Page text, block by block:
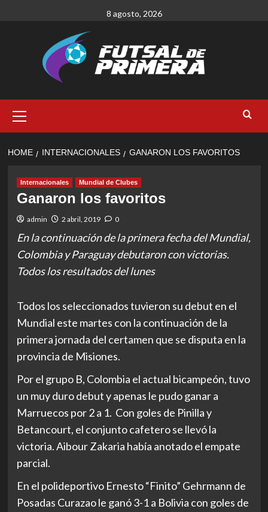
8 agosto, 2026
Menu
HOME INTERNACIONALES GANARON LOS FAVORITOS
Internacionales Mundial de Clubes
Ganaron los favoritos
admin 2 abril, 2019 0
En la continuación de la primera fecha del Mundial,
Colombia y Paraguay debutaron con victorias.
Todos los resultados del lunes
Todos los seleccionados tuvieron su debut en el
Mundial este martes con la continuación de la
primera jornada del certamen que se disputa en la
provincia de Misiones.
Por el grupo B, Colombia el actual bicampeón, tuvo
un muy duro debut y apenas le pudo ganar a
Marruecos por 2 a 1. Con goles de Pinilla y
Betancourt, el conjunto cafetero se llevó la
victoria. Aibour Zakaria había anotado el empate
parcial.
En el polideportivo Ernesto “Finito” Gehrmann de
Posadas Curazao le ganó 3-1 a Bolivia con goles de